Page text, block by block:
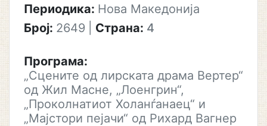
Периодика: Нова Македонија
Број: 2649 Страна: 4
Програма:
„Сцените од лирската драма Вертер“
од Жил Масне, „Лоенгрин“,
„Проколнатиот Холанѓанаец“ и
„Мајстори пејачи“ од Рихард Вагнер